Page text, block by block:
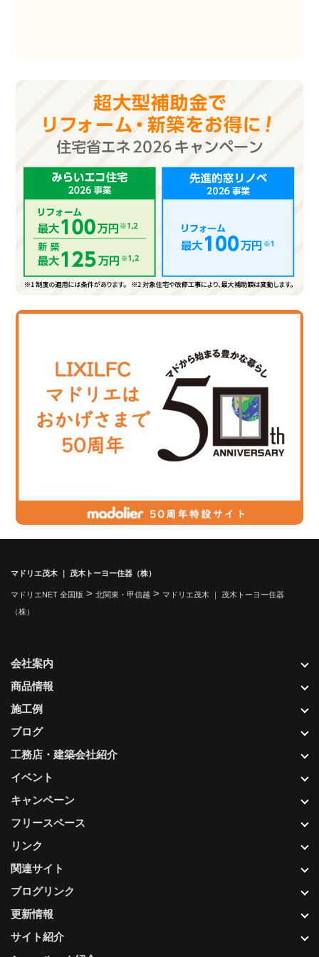
マドリエ茂木 ｜ 茂木トーヨー住器（株）
マドリエNET 全国版 > 北関東・甲信越 > マドリエ茂木 ｜ 茂木トーヨー住器
（株）
更新情報
サイト紹介
会社案内
商品情報
施工例
ブログ
工務店・建築会社紹介
イベント
キャンペーン
フリースペース
リンク
関連サイト
ブログリンク